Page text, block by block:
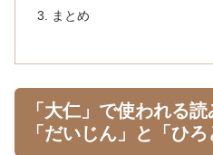
まとめ
「大仁」で使われる
「だいじん」と「ひ